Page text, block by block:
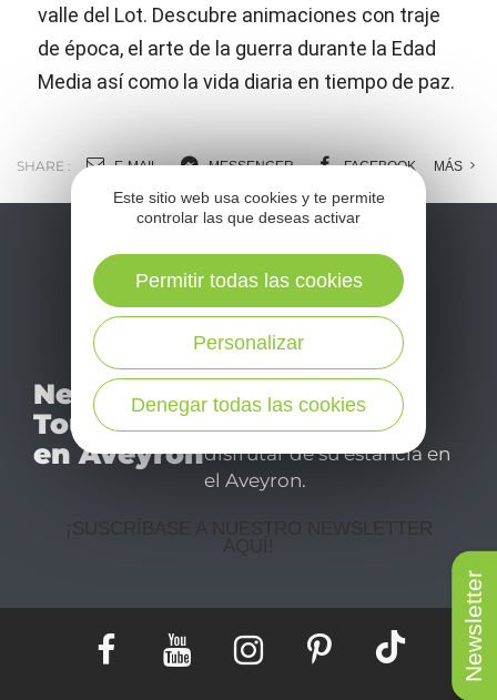
Newsletter
valle del Lot. Descubre animaciones con traje
de época, el arte de la guerra durante la Edad
Media así como la vida diaria en tiempo de paz.
SHARE : E-MAIL MESSENGER FACEBOOK MÁS
Newsletter
Tourismo
en Aveyron
No se pierda nuestro
mensual newsletter y
déjese inspirar para
disfrutar de su estancia en
el Aveyron.
¡SUSCRÍBASE A NUESTRO NEWSLETTER
AQUÍ!
Este sitio web usa cookies y te permite
controlar las que deseas activar
Denegar todas las cookies
Personalizar
Permitir todas las cookies